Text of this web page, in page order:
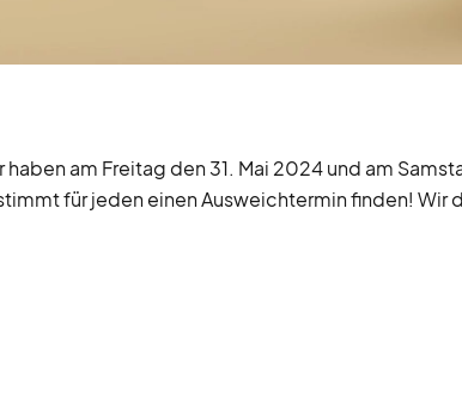
am Freitag den 31. Mai 2024 und am
für jeden einen Ausweichtermin finden! Wir